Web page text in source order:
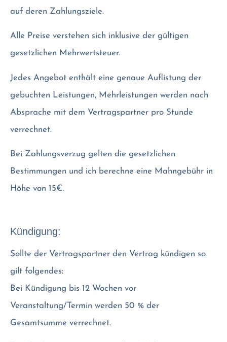
auf deren Zahlungsziele.
Alle Preise verstehen sich inklusive der gültigen
gesetzlichen Mehrwertsteuer.
Jedes Angebot enthält eine genaue Auflistung der
gebuchten Leistungen, Mehrleistungen werden nach
Absprache mit dem Vertragspartner pro Stunde
verrechnet.
Bei Zahlungsverzug gelten die gesetzlichen
Bestimmungen und ich berechne eine Mahngebühr in
Höhe von 15€.
Kündigung:
Sollte der Vertragspartner den Vertrag kündigen so
gilt folgendes:
Bei Kündigung bis 12 Wochen vor
Veranstaltung/Termin werden 50 % der
Gesamtsumme verrechnet.